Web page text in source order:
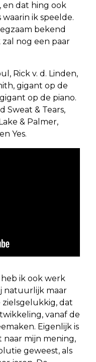
en dat hing ook
ik speelde.
bekend
nog een paar
Rick v. d. Linden,
gigant op de
op de piano.
Sweat & Tears,
& Palmer,
Yes.
heb ik ook werk
natuurlijk maar
dat
vanaf de
Eigenlijk is
mijn mening,
geweest, als